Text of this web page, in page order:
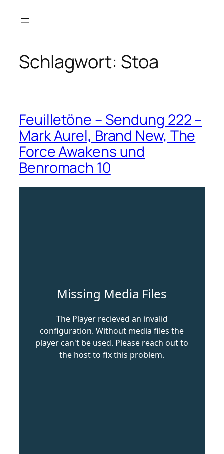
Inhalt
Schlagwort: Stoa
Feuilletöne – Sendung 222 –
Mark Aurel, Brand New, The
Force Awakens und
Benromach 10